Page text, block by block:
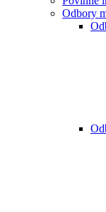
Odbory